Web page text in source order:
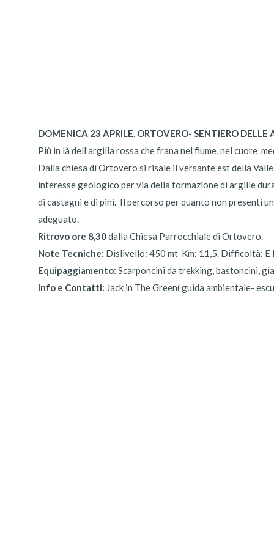
DOMENICA 23 APRILE. ORTOVERO- SENTIERO DELLE
Più in là dell’argilla rossa che frana nel fiume, nel cuore
Dalla chiesa di Ortovero si risale il versante est della
interesse geologico per via della formazione di argille
di castagni e di pini. Il percorso per quanto non presenti
adeguato.
Ritrovo ore 8,30dalla Chiesa Parrocchiale di Ortovero.
Note Tecniche: Dislivello: 450 mt Km: 11,5. Difficoltà:
Equipaggiamento: Scarponcini da trekking, bastoncini,
Info e Contatti: Jack in The Green( guida ambientale-